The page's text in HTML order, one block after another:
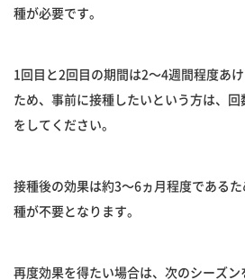
種が必要です。
1回目と2回目の期間は2〜4週間程度あ
ため、事前に接種したいという方は、
をしてください。
接種後の効果は約3〜6ヵ月程度である
種が不要となります。
再度効果を得たい場合は、次のシーズ